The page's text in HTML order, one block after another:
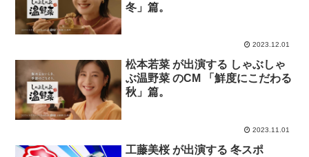
冬」篇。
2023.12.01
松本若菜 が出演する しゃぶしゃ
ぶ温野菜 のCM 「鮮度にこだわる
秋」篇。
2023.11.01
工藤美桜 が出演する 冬スポ